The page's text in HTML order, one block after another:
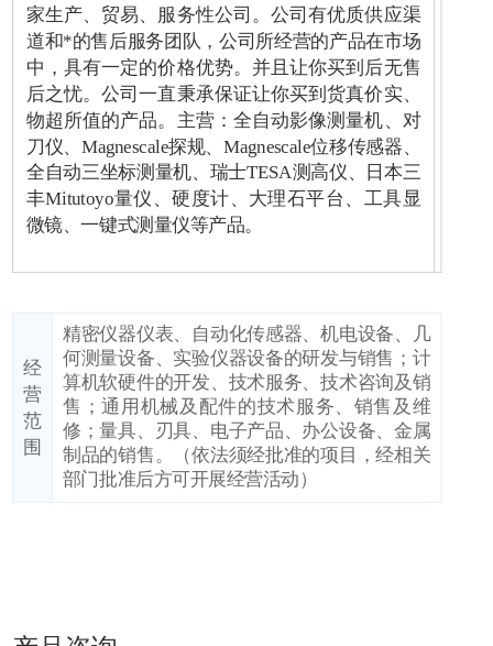
家生产、贸易、服务性公司。公司有优质供应渠
道和*的售后服务团队，公司所经营的产品在市场
中，具有一定的价格优势。并且让你买到后无售
后之忧。公司一直秉承保证让你买到货真价实、
物超所值的产品。主营：全自动影像测量机、对
刀仪、Magnescale探规、Magnescale位移传感器、
全自动三坐标测量机、瑞士TESA测高仪、日本三
丰Mitutoyo量仪、硬度计、大理石平台、工具显
微镜、一键式测量仪等产品。
经
营
范
围
精密仪器仪表、自动化传感器、机电设备、几
何测量设备、实验仪器设备的研发与销售；计
算机软硬件的开发、技术服务、技术咨询及销
售；通用机械及配件的技术服务、销售及维
修；量具、刃具、电子产品、办公设备、金属
制品的销售。（依法须经批准的项目，经相关
部门批准后方可开展经营活动）